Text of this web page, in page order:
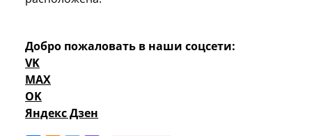
Добро пожаловать в наши соцсети:
VK
MAX
OK
Яндекс Дзен